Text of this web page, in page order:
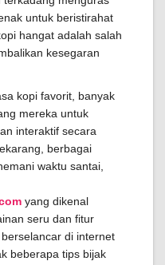
untuk beristirahat
hangat adalah salah
kesegaran
kopi favorit, banyak
mereka untuk
interaktif secara
berbagai
waktu santai,
yang dikenal
seru dan fitur
di internet
beberapa tips bijak